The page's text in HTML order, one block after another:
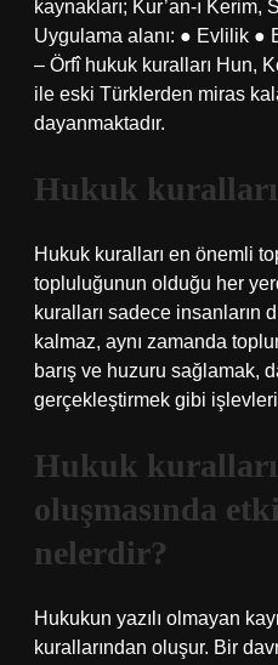
kaynakları; Kur’an-ı Kerim,
Uygulama alanı: ● Evlilik ●
– Örfî hukuk kuralları Hun,
ile eski Türklerden miras
dayanmaktadır.
Hukuk kuralları
Hukuk kuralları en önemli
topluluğunun olduğu her
kuralları sadece insanların
kalmaz, aynı zamanda
barış ve huzuru sağlamak,
gerçekleştirmek gibi
Hukuk
oluşmasında
nelerdir?
Hukukun yazılı olmayan
kurallarından oluşur. Bir